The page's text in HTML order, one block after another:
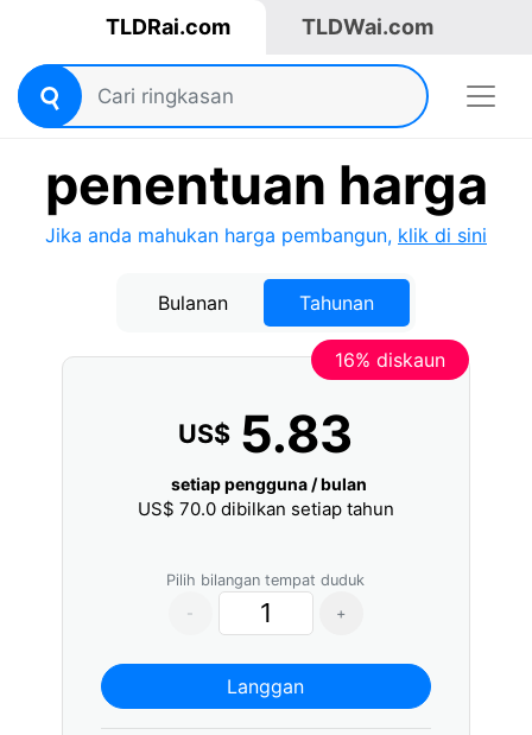
TLDRai.com TLDWai.com
penentuan harga
Jika anda mahukan harga pembangun, klik di sini
Bulanan Tahunan
16% diskaun
US$ 5.83
setiap pengguna / bulan
US$ 70.0dibilkan setiap tahun
Pilih bilangan tempat duduk
-
+
Langgan